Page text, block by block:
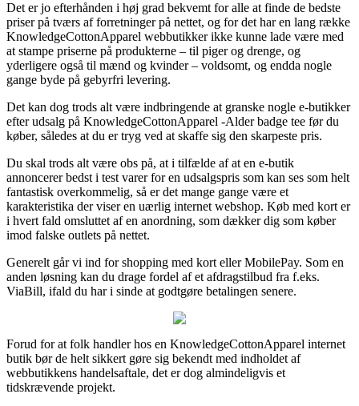
Det er jo efterhånden i høj grad bekvemt for alle at finde de bedste
priser på tværs af forretninger på nettet, og for det har en lang række
KnowledgeCottonApparel webbutikker ikke kunne lade være med
at stampe priserne på produkterne – til piger og drenge, og
yderligere også til mænd og kvinder – voldsomt, og endda nogle
gange byde på gebyrfri levering.
Det kan dog trods alt være indbringende at granske nogle e-butikker
efter udsalg på KnowledgeCottonApparel -Alder badge tee før du
køber, således at du er tryg ved at skaffe sig den skarpeste pris.
Du skal trods alt være obs på, at i tilfælde af at en e-butik
annoncerer bedst i test varer for en udsalgspris som kan ses som helt
fantastisk overkommelig, så er det mange gange være et
karakteristika der viser en uærlig internet webshop. Køb med kort er
i hvert fald omsluttet af en anordning, som dækker dig som køber
imod falske outlets på nettet.
Generelt går vi ind for shopping med kort eller MobilePay. Som en
anden løsning kan du drage fordel af et afdragstilbud fra f.eks.
ViaBill, ifald du har i sinde at godtgøre betalingen senere.
Forud for at folk handler hos en KnowledgeCottonApparel internet
butik bør de helt sikkert gøre sig bekendt med indholdet af
webbutikkens handelsaftale, det er dog almindeligvis et
tidskrævende projekt.